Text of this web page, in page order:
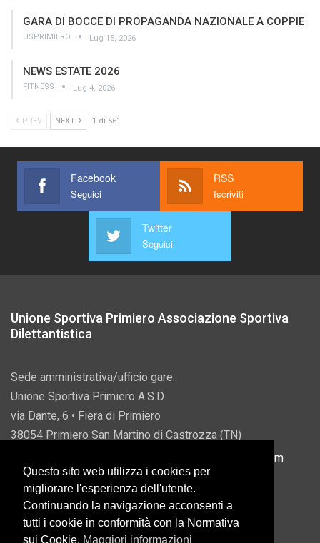
GARA DI BOCCE DI PROPAGANDA NAZIONALE A COPPIE
USPRIMIERO Lug 15, 2026
NEWS ESTATE 2026
FITNESS Lug 4, 2026
PREV NEXT 1 di 561
Facebook
Seguici
RSS
Iscriviti
Twitter
Seguici
Unione Sportiva Primiero Associazione Sportiva
Dilettantistica
Sede amministrativa/ufficio gare:
Unione Sportiva Primiero A.S.D.
via Dante, 6 • Fiera di Primiero
38054 Primiero San Martino di Castrozza (TN)
info@usprimiero.com
Vantaggi da Pubblica Amministrazione
Questo sito web utilizza i cookies per
migliorare l'esperienza dell'utente.
Continuando la navigazione acconsenti a
tutti i cookie in conformità con la Normativa
sui Cookie. Maggiori informazioni